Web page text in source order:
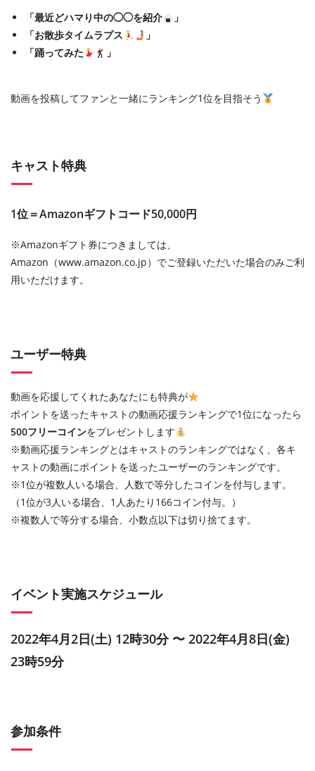
「最近どハマり中の◯◯を紹介
」
「お散歩タイムラプス
」
「踊ってみた
」
動画を投稿してファンと一緒にランキング1位を目指そう
キャスト特典
1位＝Amazonギフトコード50,000円
※Amazonギフト券につきましては、
Amazon（www.amazon.co.jp）でご登録いただいた場合のみご利
用いただけます。
ユーザー特典
動画を応援してくれたあなたにも特典が
ポイントを送ったキャストの動画応援ランキングで1位になったら
500フリーコインをプレゼントします
※動画応援ランキングとはキャストのランキングではなく、各キ
ャストの動画にポイントを送ったユーザーのランキングです。
※1位が複数人いる場合、人数で等分したコインを付与します。
（1位が3人いる場合、1人あたり166コイン付与。）
※複数人で等分する場合、小数点以下は切り捨てます。
イベント実施スケジュール
2022年4月2日(土) 12時30分 〜 2022年4月8日(金)
23時59分
参加条件